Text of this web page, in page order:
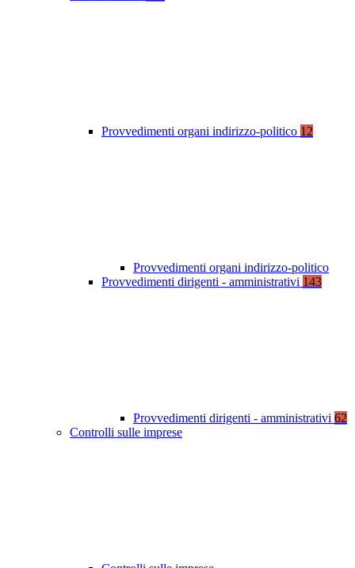
Provvedimenti organi indirizzo-politico 12
Provvedimenti organi indirizzo-politico
Provvedimenti dirigenti - amministrativi 143
Provvedimenti dirigenti - amministrativi 62
Controlli sulle imprese